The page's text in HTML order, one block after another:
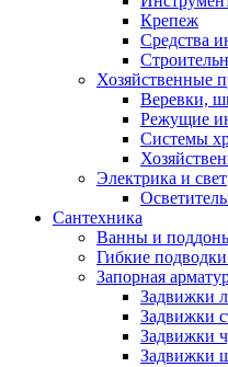
Крепеж
Средства
Хозяйственные
Веревки,
Режущие
Системы
Электрика и свет
Сантехника
Ванны и
Гибкие
Запорная
Задвижки
Задвижки
Задвижки
Задвижки